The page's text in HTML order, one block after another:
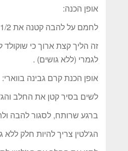
אופן הכנה:
לחמם על להבה קטנה את 1/2 השמנת המתוקה עם קוביות השוקולד הלבן עד שיימס.
זה הליך קצת ארוך כי
לגמרי (ללא גושים) .
אופן הכנת קרם גבינה בווארי:
לשים בסיר קטן את החלב
ברגע שרותח, לסגור להבה
הג'לטין צריך להיות חלק ללא